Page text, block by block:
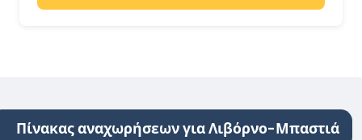
Πίνακας αναχωρήσεων για Λιβόρνο-Μπαστιά